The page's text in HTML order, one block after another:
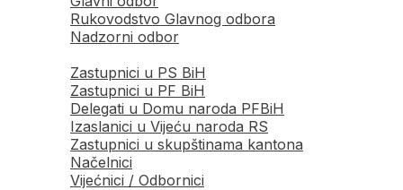
Rukovodstvo Glavnog odbora
Nadzorni odbor
Zastupnici u PS BiH
Zastupnici u PF BiH
Delegati u Domu naroda PFBiH
Izaslanici u Vijeću naroda RS
Zastupnici u skupštinama kantona
Načelnici
Vijećnici / Odbornici